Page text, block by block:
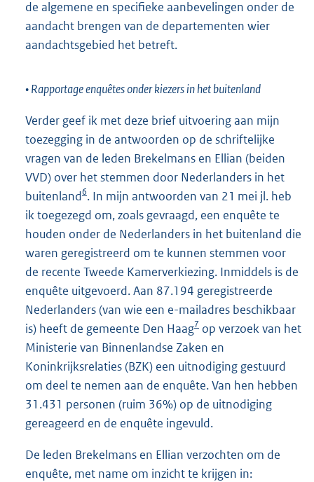
de algemene en specifieke aanbevelingen onder de
aandacht brengen van de departementen wier
aandachtsgebied het betreft.
• Rapportage enquêtes onder kiezers in het buitenland
Verder geef ik met deze brief uitvoering aan mijn
toezegging in de antwoorden op de schriftelijke
vragen van de leden Brekelmans en Ellian (beiden
VVD) over het stemmen door Nederlanders in het
buitenland6. In mijn antwoorden van 21 mei jl. heb
ik toegezegd om, zoals gevraagd, een enquête te
houden onder de Nederlanders in het buitenland die
waren geregistreerd om te kunnen stemmen voor
de recente Tweede Kamerverkiezing. Inmiddels is de
enquête uitgevoerd. Aan 87.194 geregistreerde
Nederlanders (van wie een e-mailadres beschikbaar
is) heeft de gemeente Den Haag7 op verzoek van het
Ministerie van Binnenlandse Zaken en
Koninkrijksrelaties (BZK) een uitnodiging gestuurd
om deel te nemen aan de enquête. Van hen hebben
31.431 personen (ruim 36%) op de uitnodiging
gereageerd en de enquête ingevuld.
De leden Brekelmans en Ellian verzochten om de
enquête, met name om inzicht te krijgen in: